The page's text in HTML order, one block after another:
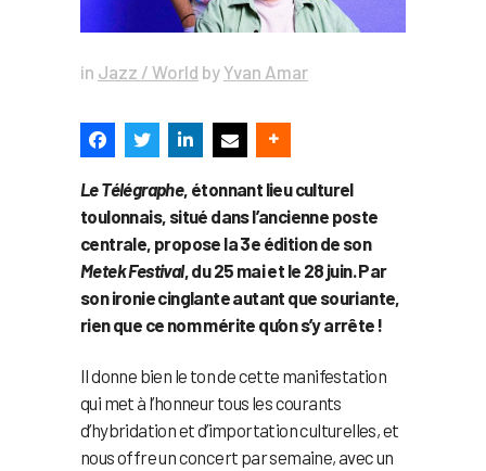
in Jazz / World byYvan Amar
Le Télégraphe, étonnant lieu culturel
toulonnais, situé dans l’ancienne poste
centrale, propose la 3e édition de son
Metek Festival, du 25 mai et le 28 juin. Par
son ironie cinglante autant que souriante,
rien que ce nom mérite qu’on s’y arrête !
Il donne bien le ton de cette manifestation
qui met à l’honneur tous les courants
d’hybridation et d’importation culturelles, et
nous offre un concert par semaine, avec un